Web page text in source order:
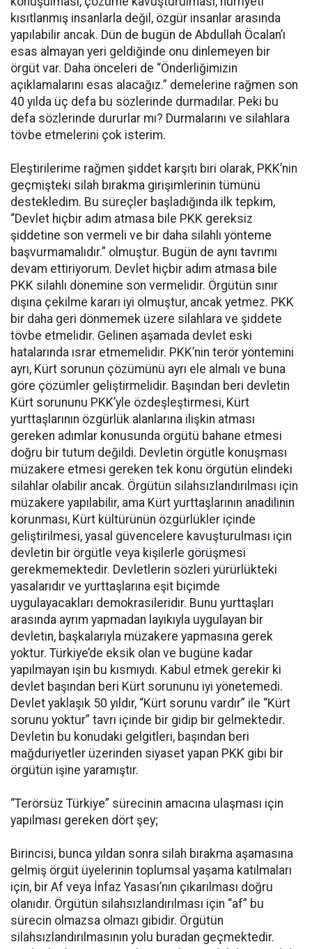
kısıtlanmış insanlarla değil, özgür insanlar arasında
yapılabilir ancak. Dün de bugün de Abdullah Öcalan’ı
esas almayan yeri geldiğinde onu dinlemeyen bir
örgüt var. Daha önceleri de “Önderliğimizin
açıklamalarını esas alacağız.” demelerine rağmen son
40 yılda üç defa bu sözlerinde durmadılar. Peki bu
defa sözlerinde dururlar mı? Durmalarını ve silahlara
tövbe etmelerini çok isterim.
Eleştirilerime rağmen şiddet karşıtı biri olarak, PKK’nin
geçmişteki silah bırakma girişimlerinin tümünü
destekledim. Bu süreçler başladığında ilk tepkim,
“Devlet hiçbir adım atmasa bile PKK gereksiz
şiddetine son vermeli ve bir daha silahlı yönteme
başvurmamalıdır.” olmuştur. Bugün de aynı tavrımı
devam ettiriyorum. Devlet hiçbir adım atmasa bile
PKK silahlı dönemine son vermelidir. Örgütün sınır
dışına çekilme kararı iyi olmuştur, ancak yetmez. PKK
bir daha geri dönmemek üzere silahlara ve şiddete
tövbe etmelidir. Gelinen aşamada devlet eski
hatalarında ısrar etmemelidir. PKK’nin terör yöntemini
ayrı, Kürt sorunun çözümünü ayrı ele almalı ve buna
göre çözümler geliştirmelidir. Başından beri devletin
Kürt sorununu PKK’yle özdeşleştirmesi, Kürt
yurttaşlarının özgürlük alanlarına ilişkin atması
gereken adımlar konusunda örgütü bahane etmesi
doğru bir tutum değildi. Devletin örgütle konuşması
müzakere etmesi gereken tek konu örgütün elindeki
silahlar olabilir ancak. Örgütün silahsızlandırılması için
müzakere yapılabilir, ama Kürt yurttaşlarının anadilinin
korunması, Kürt kültürünün özgürlükler içinde
geliştirilmesi, yasal güvencelere kavuşturulması için
devletin bir örgütle veya kişilerle görüşmesi
gerekmemektedir. Devletlerin sözleri yürürlükteki
yasalarıdır ve yurttaşlarına eşit biçimde
uygulayacakları demokrasileridir. Bunu yurttaşları
arasında ayrım yapmadan layıkıyla uygulayan bir
devletin, başkalarıyla müzakere yapmasına gerek
yoktur. Türkiye’de eksik olan ve bugüne kadar
yapılmayan işin bu kısmıydı. Kabul etmek gerekir ki
devlet başından beri Kürt sorununu iyi yönetemedi.
Devlet yaklaşık 50 yıldır, “Kürt sorunu vardır” ile “Kürt
sorunu yoktur” tavrı içinde bir gidip bir gelmektedir.
Devletin bu konudaki gelgitleri, başından beri
mağduriyetler üzerinden siyaset yapan PKK gibi bir
örgütün işine yaramıştır.
“Terörsüz Türkiye” sürecinin amacına ulaşması için
yapılması gereken dört şey;
Birincisi, bunca yıldan sonra silah bırakma aşamasına
gelmiş örgüt üyelerinin toplumsal yaşama katılmaları
için, bir Af veya İnfaz Yasası’nın çıkarılması doğru
olanıdır. Örgütün silahsızlandırılması için “af” bu
sürecin olmazsa olmazı gibidir. Örgütün
silahsızlandırılmasının yolu buradan geçmektedir.